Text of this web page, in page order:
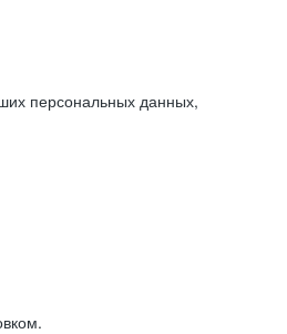
персональных данных,